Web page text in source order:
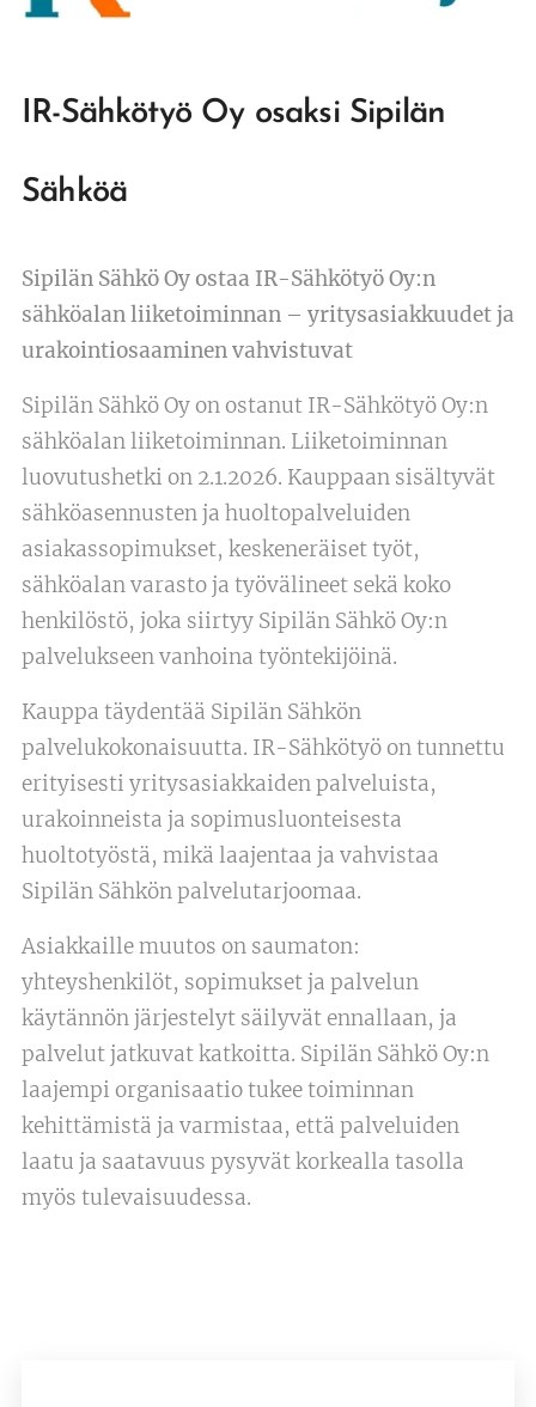
IR-Sähkötyö Oy osaksi Sipilän
Sähköä
Sipilän Sähkö Oy ostaa IR-Sähkötyö Oy:n
sähköalan liiketoiminnan – yritysasiakkuudet ja
urakointiosaaminen vahvistuvat
Sipilän Sähkö Oy on ostanut IR-Sähkötyö Oy:n
sähköalan liiketoiminnan. Liiketoiminnan
luovutushetki on 2.1.2026. Kauppaan sisältyvät
sähköasennusten ja huoltopalveluiden
asiakassopimukset, keskeneräiset työt,
sähköalan varasto ja työvälineet sekä koko
henkilöstö, joka siirtyy Sipilän Sähkö Oy:n
palvelukseen vanhoina työntekijöinä.
Kauppa täydentää Sipilän Sähkön
palvelukokonaisuutta. IR-Sähkötyö on tunnettu
erityisesti yritysasiakkaiden palveluista,
urakoinneista ja sopimusluonteisesta
huoltotyöstä, mikä laajentaa ja vahvistaa
Sipilän Sähkön palvelutarjoomaa.
Asiakkaille muutos on saumaton:
yhteyshenkilöt, sopimukset ja palvelun
käytännön järjestelyt säilyvät ennallaan, ja
palvelut jatkuvat katkoitta. Sipilän Sähkö Oy:n
laajempi organisaatio tukee toiminnan
kehittämistä ja varmistaa, että palveluiden
laatu ja saatavuus pysyvät korkealla tasolla
myös tulevaisuudessa.